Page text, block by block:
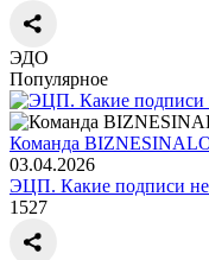
ЭДО
Популярное
Команда
03.04.2026
ЭЦП. Какие подписи не
1527